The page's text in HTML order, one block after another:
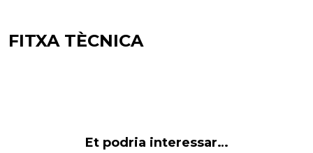
FITXA TÈCNICA
Et podria interessar…